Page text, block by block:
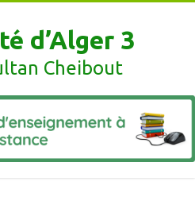
d’Alger 3
Cheibout